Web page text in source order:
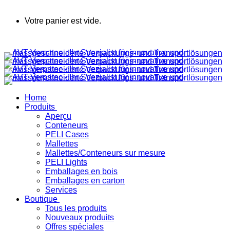
Votre panier est vide.
Home
Produits
Aperçu
Conteneurs
PELI Cases
Mallettes
Mallettes/Conteneurs sur mesure
PELI Lights
Emballages en bois
Emballages en carton
Services
Boutique
Tous les produits
Nouveaux produits
Offres spéciales